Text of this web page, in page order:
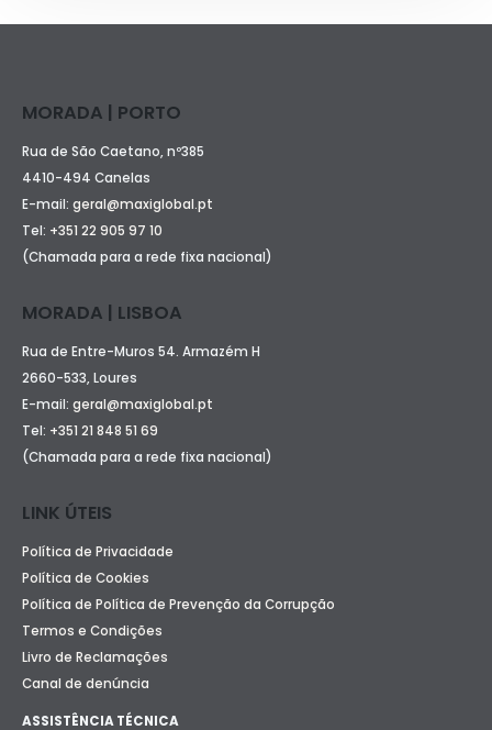
MORADA | PORTO
Rua de São Caetano, nº385
4410-494 Canelas
E-mail: geral@maxiglobal.pt
Tel: +351 22 905 97 10
(Chamada para a rede fixa nacional)
MORADA | LISBOA
Rua de Entre-Muros 54. Armazém H
2660-533, Loures
E-mail: geral@maxiglobal.pt
Tel: +351 21 848 51 69
(Chamada para a rede fixa nacional)
LINK ÚTEIS
Política de Privacidade
Política de Cookies
Política de Política de Prevenção da Corrupção
Termos e Condições
Livro de Reclamações
Canal de denúncia
ASSISTÊNCIA TÉCNICA